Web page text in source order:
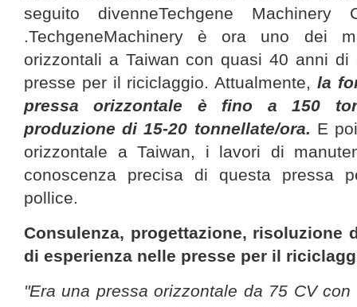
seguito divenneTechgene
.TechgeneMachinery è ora uno dei
orizzontali a Taiwan con quasi 40 anni
presse per il riciclaggio. Attualmente, la
pressa orizzontale è fino a 150
produzione di 15-20 tonnellate/ora. E
orizzontale a Taiwan, i lavori di
conoscenza precisa di questa pressa
pollice.
Consulenza, progettazione, risoluzione
di esperienza nelle presse per il
"Era una pressa orizzontale da 75 CV con